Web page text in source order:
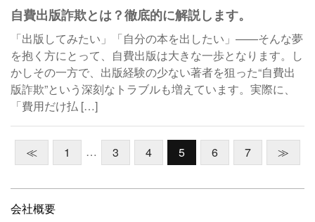
自費出版詐欺とは？徹底的に解説します。
「出版してみたい」「自分の本を出したい」——そんな夢
を抱く方にとって、自費出版は大きな一歩となります。し
かしその一方で、出版経験の少ない著者を狙った“自費出
版詐欺”という深刻なトラブルも増えています。実際に、
「費用だけ払 […]
≪ 1 … 3 4 5 6 7 ≫
会社概要